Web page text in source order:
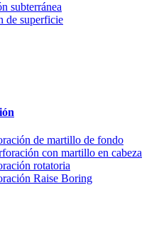
subterránea
de superficie
de martillo de fondo
con martillo en cabeza
rotatoria
Raise Boring